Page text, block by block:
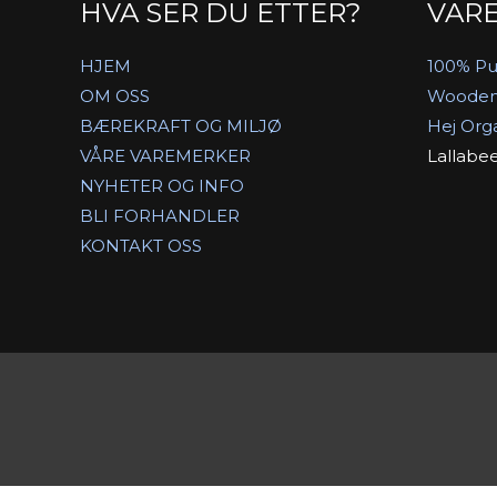
HVA SER DU ETTER?
HJEM
OM OSS
BÆREKRAFT OG MILJØ
VÅRE VAREMERKER
NYHETER OG INFO
BLI FORHANDLER
KONTAKT OSS
100%
Hej